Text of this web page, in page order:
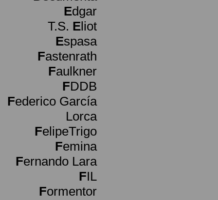
Edgar
T.S. Eliot
Espasa
Fastenrath
Faulkner
FDDB
Federico García
Lorca
FelipeTrigo
Femina
Fernando Lara
FIL
Formentor